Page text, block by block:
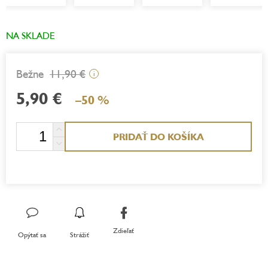
NA SKLADE
11,90 € i
5,90 € –50 %
PRIDAŤ DO KOŠÍKA
Opýtať sa Strážiť Zdieľať